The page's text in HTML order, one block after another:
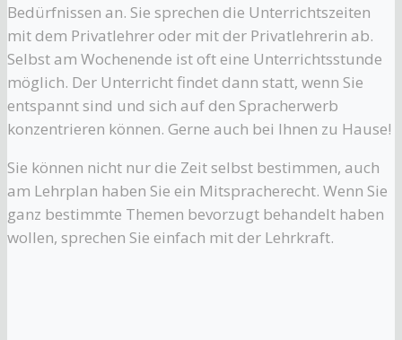
Bedürfnissen an. Sie sprechen die Unterrichtszeiten
mit dem Privatlehrer oder mit der Privatlehrerin ab.
Selbst am Wochenende ist oft eine Unterrichtsstunde
möglich. Der Unterricht findet dann statt, wenn Sie
entspannt sind und sich auf den Spracherwerb
konzentrieren können. Gerne auch bei Ihnen zu Hause!
Sie können nicht nur die Zeit selbst bestimmen, auch
am Lehrplan haben Sie ein Mitspracherecht. Wenn Sie
ganz bestimmte Themen bevorzugt behandelt haben
wollen, sprechen Sie einfach mit der Lehrkraft.